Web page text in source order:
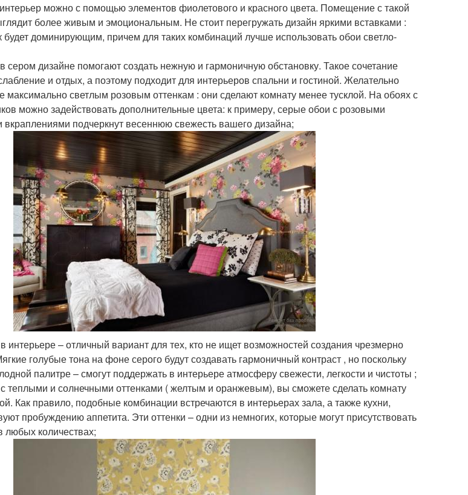
можно с помощью элементов фиолетового и красного цвета. Помещение с такой
более живым и эмоциональным. Не стоит перегружать дизайн яркими вставками :
будет доминирующим, причем для таких комбинаций лучше использовать обои светло-
сером дизайне помогают создать нежную и гармоничную обстановку. Такое сочетание
и отдых, а поэтому подходит для интерьеров спальни и гостиной. Желательно
максимально светлым розовым оттенкам : они сделают комнату менее тусклой. На обоях с
можно задействовать дополнительные цвета: к примеру, серые обои с розовыми
подчеркнут весеннюю свежесть вашего дизайна;
интерьере – отличный вариант для тех, кто не ищет возможностей создания чрезмерно
голубые тона на фоне серого будут создавать гармоничный контраст , но поскольку
палитре – смогут поддержать в интерьере атмосферу свежести, легкости и чистоты ;
теплыми и солнечными оттенками ( желтым и оранжевым), вы сможете сделать комнату
Как правило, подобные комбинации встречаются в интерьерах зала, а также кухни,
пробуждению аппетита. Эти оттенки – одни из немногих, которые могут присутствовать
любых количествах;